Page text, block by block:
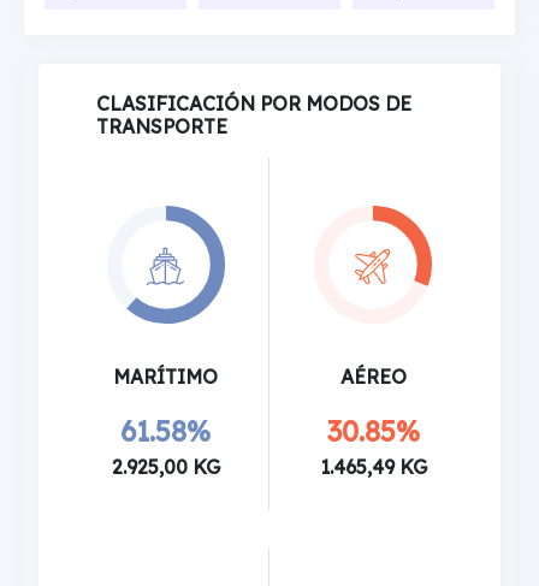
CLASIFICACIÓN POR MODOS DE
TRANSPORTE
MARÍTIMO
61.58%
2.925,00 KG
AÉREO
30.85%
1.465,49 KG